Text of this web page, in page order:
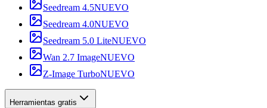
Seedream 4.5NUEVO
Seedream 4.0NUEVO
Seedream 5.0 LiteNUEVO
Wan 2.7 ImageNUEVO
Z-Image TurboNUEVO
Herramientas gratis